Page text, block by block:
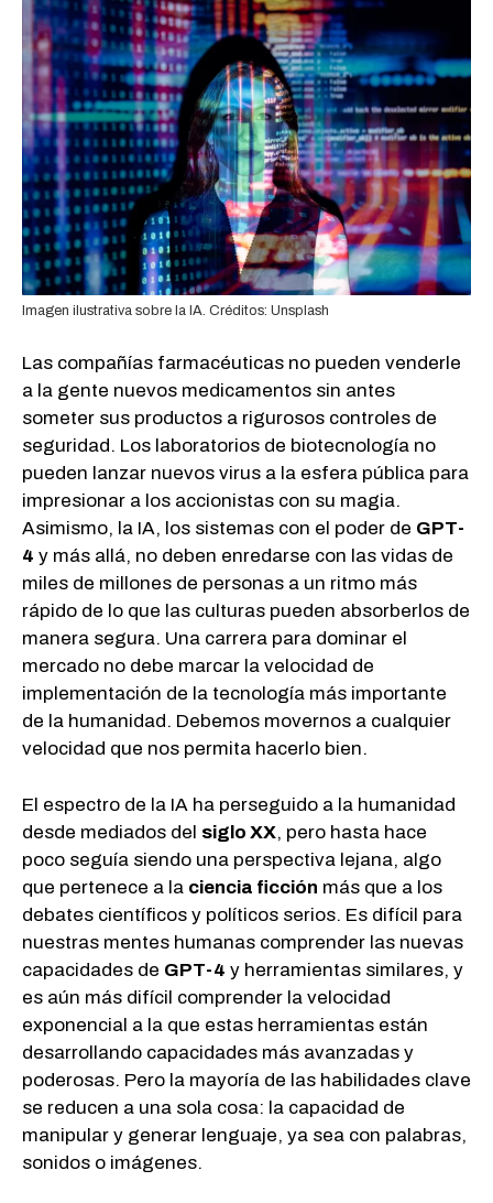
Imagen ilustrativa sobre la IA. Créditos: Unsplash
Las compañías farmacéuticas no pueden venderle
a la gente nuevos medicamentos sin antes
someter sus productos a rigurosos controles de
seguridad. Los laboratorios de biotecnología no
pueden lanzar nuevos virus a la esfera pública para
impresionar a los accionistas con su magia.
Asimismo, la IA, los sistemas con el poder de GPT-
4 y más allá, no deben enredarse con las vidas de
miles de millones de personas a un ritmo más
rápido de lo que las culturas pueden absorberlos de
manera segura. Una carrera para dominar el
mercado no debe marcar la velocidad de
implementación de la tecnología más importante
de la humanidad. Debemos movernos a cualquier
velocidad que nos permita hacerlo bien.
El espectro de la IA ha perseguido a la humanidad
desde mediados del siglo XX, pero hasta hace
poco seguía siendo una perspectiva lejana, algo
que pertenece a la ciencia ficción más que a los
debates científicos y políticos serios. Es difícil para
nuestras mentes humanas comprender las nuevas
capacidades de GPT-4 y herramientas similares, y
es aún más difícil comprender la velocidad
exponencial a la que estas herramientas están
desarrollando capacidades más avanzadas y
poderosas. Pero la mayoría de las habilidades clave
se reducen a una sola cosa: la capacidad de
manipular y generar lenguaje, ya sea con palabras,
sonidos o imágenes.